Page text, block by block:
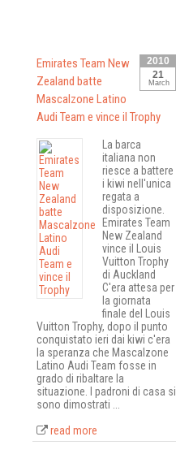
2010
21
March
Emirates Team New
Zealand batte
Mascalzone Latino
Audi Team e vince il Trophy
La barca
italiana non
riesce a battere
i kiwi nell'unica
regata a
disposizione.
Emirates Team
New Zealand
vince il Louis
Vuitton Trophy
di Auckland
C'era attesa per
la giornata
finale del Louis
Vuitton Trophy, dopo il punto
conquistato ieri dai kiwi c'era
la speranza che Mascalzone
Latino Audi Team fosse in
grado di ribaltare la
situazione. I padroni di casa si
sono dimostrati ...
read more